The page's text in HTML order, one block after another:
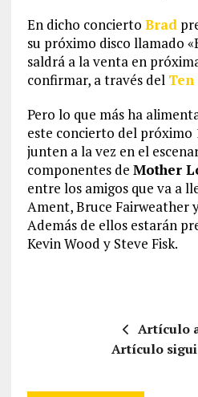
En dicho concierto Brad
su próximo disco llamado
saldrá a la venta en
confirmar, a través del Ten
Pero lo que más ha
este concierto del próximo
junten a la vez en el
componentes de Mother
entre los amigos que va a
Ament, Bruce Fairweather
Además de ellos estarán
Kevin Wood y Steve Fisk.
Artículo
Artículo